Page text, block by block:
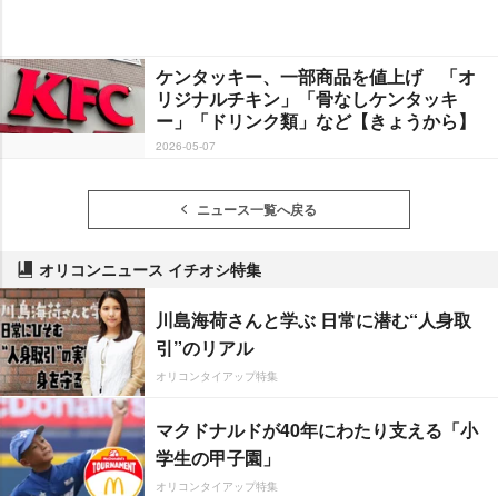
ケンタッキー、一部商品を値上げ 「オ
リジナルチキン」「骨なしケンタッキ
ー」「ドリンク類」など【きょうから】
2026-05-07
ニュース一覧へ戻る
オリコンニュース イチオシ特集
川島海荷さんと学ぶ 日常に潜む“人身取
引”のリアル
オリコンタイアップ特集
マクドナルドが40年にわたり支える「小
学生の甲子園」
オリコンタイアップ特集